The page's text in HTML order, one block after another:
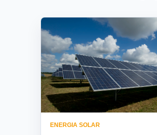
ENERGIA SOLAR